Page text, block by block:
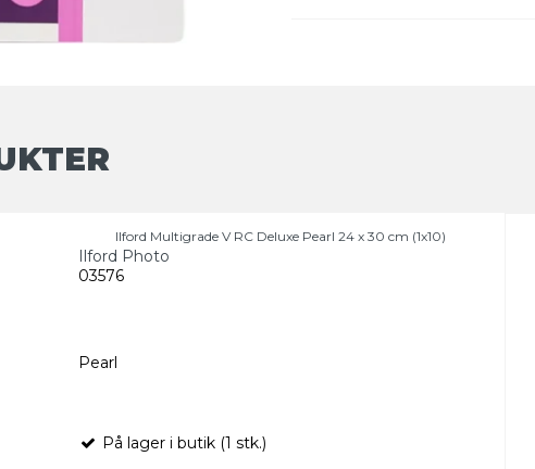
Ilford Multigrade V RC Deluxe Pearl 24 x 30 cm (1x10)
Ilford Photo
03576
Pearl
På lager i butik (1 stk.)